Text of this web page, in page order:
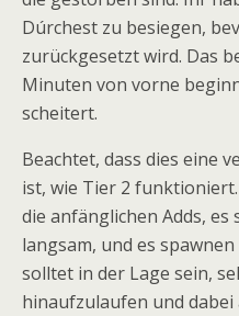
Dúrchest zu besiegen,
zurückgesetzt wird. Das
Minuten von vorne
scheitert.
Beachtet, dass dies eine
ist, wie Tier 2
die anfänglichen Adds, es
langsam, und es
solltet in der Lage sein,
hinaufzulaufen und dabei